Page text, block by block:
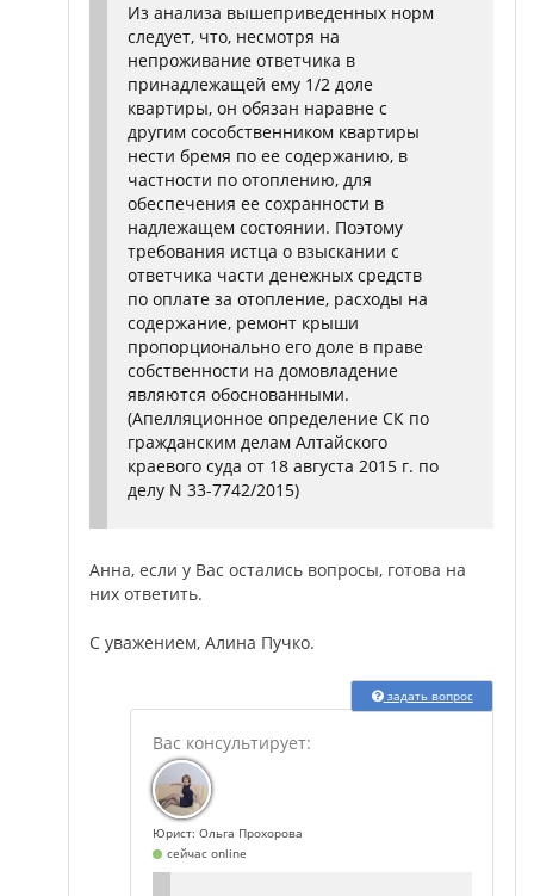
Из анализа вышеприведенных норм
следует, что, несмотря на
непроживание ответчика в
принадлежащей ему 1/2 доле
квартиры, он обязан наравне с
другим сособственником квартиры
нести бремя по ее содержанию, в
частности по отоплению, для
обеспечения ее сохранности в
надлежащем состоянии. Поэтому
требования истца о взыскании с
ответчика части денежных средств
по оплате за отопление, расходы на
содержание, ремонт крыши
пропорционально его доле в праве
собственности на домовладение
являются обоснованными.
(Апелляционное определение СК по
гражданским делам Алтайского
краевого суда от 18 августа 2015 г. по
делу N 33-7742/2015)
Анна, если у Вас остались вопросы, готова на
них ответить.
С уважением, Алина Пучко.
задать вопрос
Юрист: Ольга Прохорова
сейчас online